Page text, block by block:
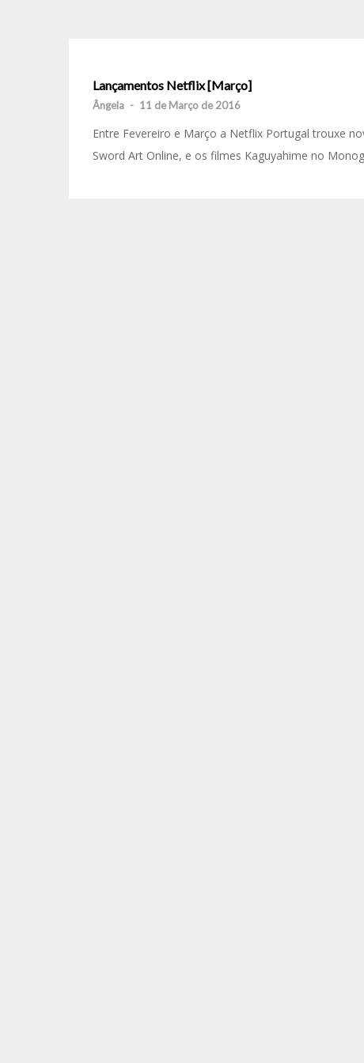
Lançamentos Netflix [Março]
Ângela - 11 de Março de 2016
Entre Fevereiro e Março a Netflix Portugal trouxe
Sword Art Online, e os filmes Kaguyahime no